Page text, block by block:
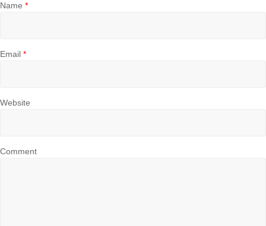
Name *
Email *
Website
Comment